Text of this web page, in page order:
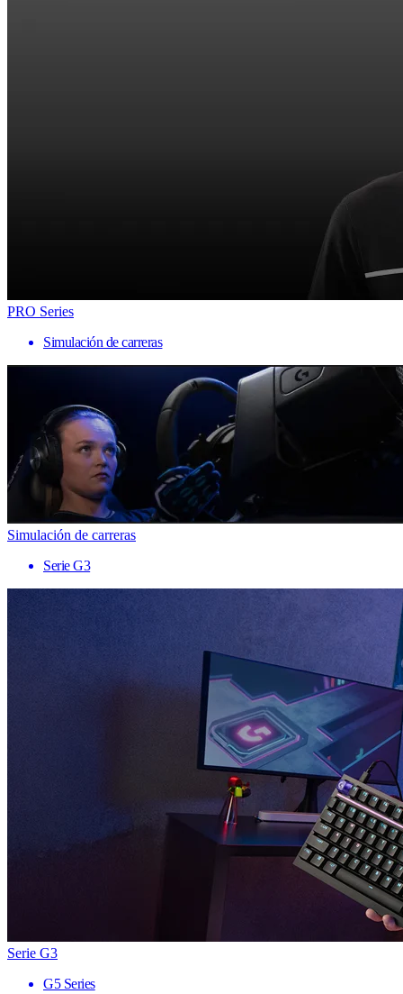
PRO Series
Simulación de carreras
Simulación de carreras
Serie G3
Serie G3
G5 Series